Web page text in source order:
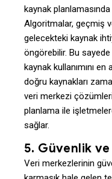
kaynak
Algoritmalar, geçmiş
gelecekteki kaynak
öngörebilir. Bu
kaynak kullanımını
doğru kaynakları
veri merkezi
planlama ile
sağlar.
5. Güvenlik
Veri merkezlerinin